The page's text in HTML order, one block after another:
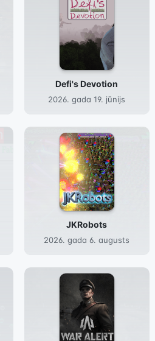
Defi's Devotion
2026. gada 19. jūnijs
JKRobots
2026. gada 6. augusts